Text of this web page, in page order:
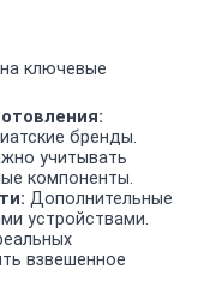
ключевые
бренды.
учитывать
компоненты.
Дополнительные
устройствами.
взвешенное